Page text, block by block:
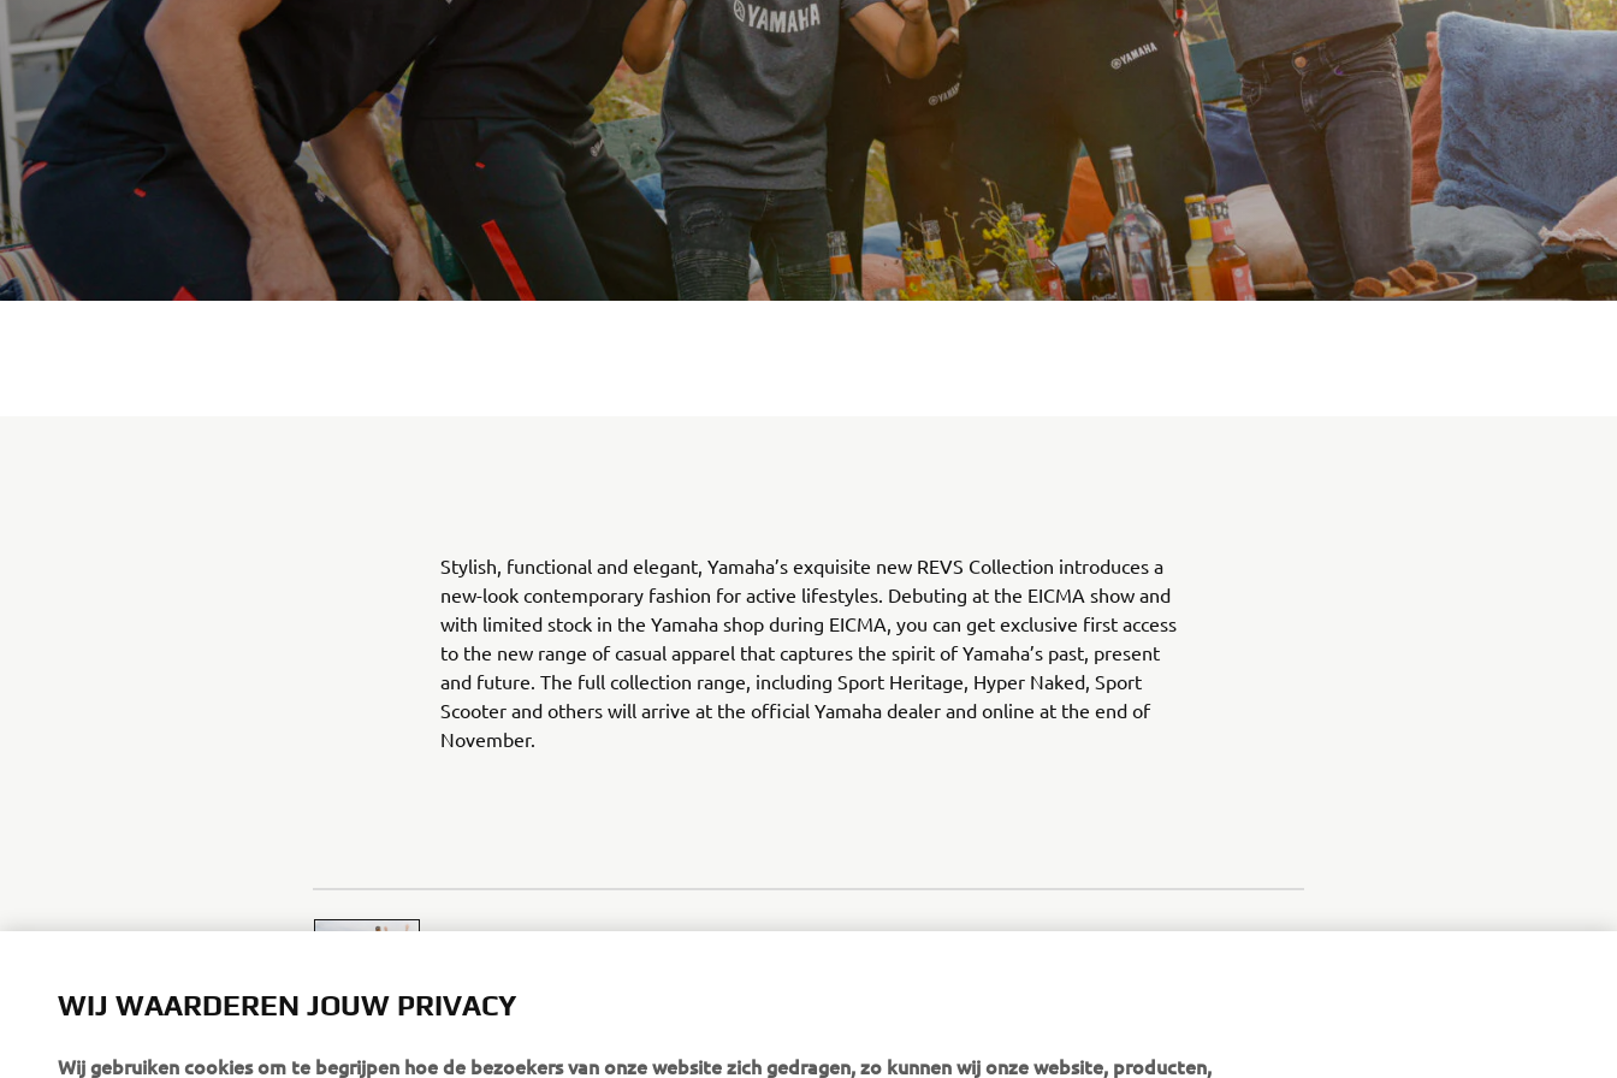
Stylish, functional and elegant, Yamaha’s exquisite new REVS Collection introduces a
new-look contemporary fashion for active lifestyles. Debuting at the EICMA show and
with limited stock in the Yamaha shop during EICMA, you can get exclusive first access
to the new range of casual apparel that captures the spirit of Yamaha’s past, present
and future. The full collection range, including Sport Heritage, Hyper Naked, Sport
Scooter and others will arrive at the official Yamaha dealer and online at the end of
November.
WIJ WAARDEREN JOUW PRIVACY
Wij gebruiken cookies om te begrijpen hoe de bezoekers van onze website zich gedragen, zo kunnen wij onze website, producten,